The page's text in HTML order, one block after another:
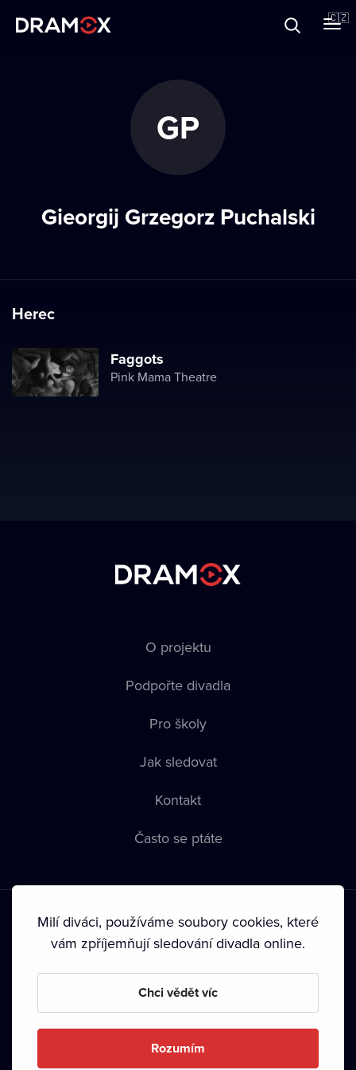
🇨🇿
GP
Gieorgij Grzegorz Puchalski
Herec
Faggots
Pink Mama Theatre
O projektu
Podpořte divadla
Pro školy
Jak sledovat
Kontakt
Často se ptáte
Podmínky používání • Ochrana soukromí • Zásady používání
• Autorská práva•
Milí diváci, používáme soubory cookies, které
vám zpříjemňují sledování divadla online.
Chci vědět víc
Rozumím